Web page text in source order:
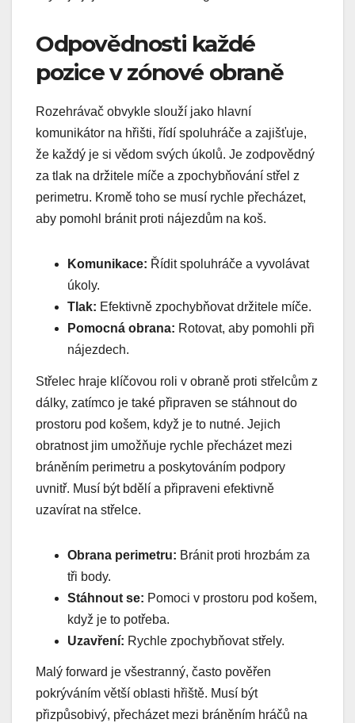
Odpovědnosti každé
pozice v zónové obraně
Rozehrávač obvykle slouží jako hlavní
komunikátor na hřišti, řídí spoluhráče a zajišťuje,
že každý je si vědom svých úkolů. Je zodpovědný
za tlak na držitele míče a zpochybňování střel z
perimetru. Kromě toho se musí rychle přecházet,
aby pomohl bránit proti nájezdům na koš.
Komunikace: Řídit spoluhráče a vyvolávat
úkoly.
Tlak: Efektivně zpochybňovat držitele míče.
Pomocná obrana: Rotovat, aby pomohli při
nájezdech.
Střelec hraje klíčovou roli v obraně proti střelcům z
dálky, zatímco je také připraven se stáhnout do
prostoru pod košem, když je to nutné. Jejich
obratnost jim umožňuje rychle přecházet mezi
bráněním perimetru a poskytováním podpory
uvnitř. Musí být bdělí a připraveni efektivně
uzavírat na střelce.
Obrana perimetru: Bránit proti hrozbám za
tři body.
Stáhnout se: Pomoci v prostoru pod košem,
když je to potřeba.
Uzavření: Rychle zpochybňovat střely.
Malý forward je všestranný, často pověřen
pokrýváním větší oblasti hřiště. Musí být
přizpůsobivý, přecházet mezi bráněním hráčů na